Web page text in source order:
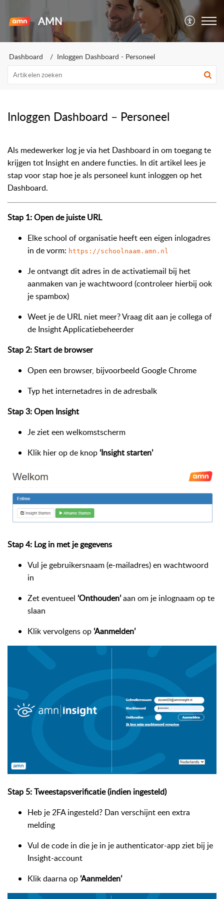
AMN
Dashboard Inloggen Dashboard - Personeel
Inloggen Dashboard – Personeel
Als medewerker log je via het Dashboard in om toegang te
krijgen tot Insight en andere functies. In dit artikel lees je
stap voor stap hoe je als personeel kunt inloggen op het
Dashboard.
Stap 1: Open de juiste URL
Elke school of organisatie heeft een eigen inlogadres
in de vorm: https://schoolnaam.amn.nl
Je ontvangt dit adres in de activatiemail bij het
aanmaken van je wachtwoord (controleer hierbij ook
je spambox)
Weet je de URL niet meer? Vraag dit aan je collega of
de Insight Applicatiebeheerder
Stap 2: Start de browser
Open een browser, bijvoorbeeld Google Chrome
Typ het internetadres in de adresbalk
Stap 3: Open Insight
Je ziet een welkomstscherm
Klik hier op de knop‘Insight starten’
Stap 4: Log in met je gegevens
Vul je gebruikersnaam (e-mailadres) en wachtwoord
in
Zet eventueel ‘Onthouden’aan om je inlognaam op te
slaan
Klik vervolgens op‘Aanmelden’
Stap 5: Tweestapsverificatie (indien ingesteld)
Heb je 2FA ingesteld? Dan verschijnt een extra
melding
Vul de code in die je in je authenticator-app ziet bij je
Insight-account
Klik daarna op‘Aanmelden’